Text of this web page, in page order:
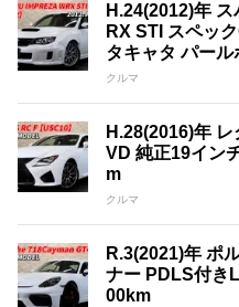
H.24(2012)年
RX STI スペッ
タキャタ パー
クルマ
H.28(2016)年
VD 純正19イン
m
クルマ
R.3(2021)年 ポ
ナー PDLS付き
00km